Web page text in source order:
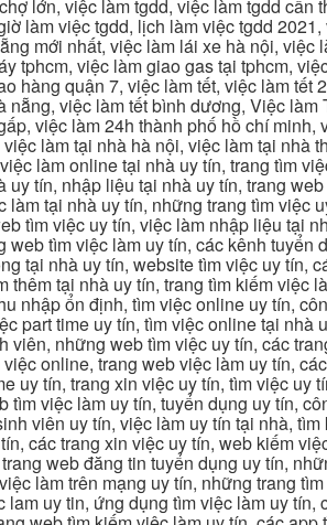
lớn, việc làm tgdd, việc làm tgdd
làm việc tgdd, lịch làm việc tgdd
mới nhất, việc làm lái xe hà nội,
tphcm, việc làm giao gas tại tphcm,
quận 7, việc làm tết, việc làm tết
việc làm tết bình dương, Việc
việc làm 24h thành phố hồ chí
làm tại nhà hà nội, việc làm tại
làm online tại nhà uy tín, trang tìm
tín, nhập liệu tại nhà uy tín, trang
tại nhà uy tín, những trang tìm việc
tìm việc uy tín, việc làm nhập liệu tại
tìm việc làm uy tín, các kênh
tại nhà uy tín, website tìm việc uy tín,
tại nhà uy tín, trang tìm kiếm việc
nhập ổn định, tìm việc online uy tín,
part time uy tín, tìm việc online tại
những web tìm việc uy tín, các
online, trang web việc làm uy tín,
uy tín, trang xin việc uy tín, tìm việc
việc làm uy tín, tuyển dụng uy tín,
viên uy tín, việc làm uy tín tại nhà,
các trang xin việc uy tín, web kiếm
web đăng tin tuyển dụng uy tín,
làm trên mạng uy tín, những trang
uy tin, ứng dụng tìm việc làm uy